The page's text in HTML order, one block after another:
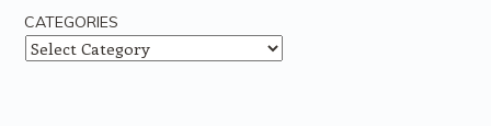
CATEGORIES
Categories